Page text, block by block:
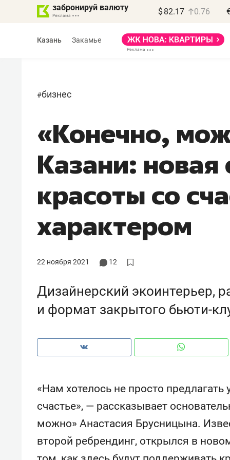
забронируй валюту $ 82.17 0.76
Казань Закамье
#бизнес
«Конечно,
Казани: новая
красоты со
характером
22 ноября 2021 12
Дизайнерский экоинтерьер,
и формат закрытого бьюти-
«Нам хотелось не просто
счастье», — рассказывает
можно» Анастасия Брусницына.
второй ребрендинг, открылся в
Василь Мазитов
МАРТ
«Не зная местных
потерять минимум
Как бизнесу выйти на зарубежные
рынки, почему надо знать
Как ГК «МИР ГРУПП» и ВТБ
создают оазис жилого
комфорта под Казанью
ID